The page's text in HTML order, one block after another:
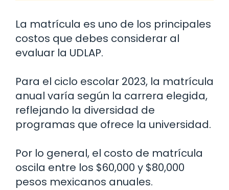
La matrícula es uno de los principales
costos que debes considerar al
evaluar la UDLAP.
Para el ciclo escolar 2023, la matrícula
anual varía según la carrera elegida,
reflejando la diversidad de
programas que ofrece la universidad.
Por lo general, el costo de matrícula
oscila entre los $60,000 y $80,000
pesos mexicanos anuales.